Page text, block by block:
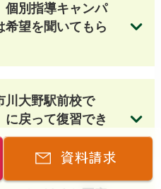
学豊山女子高等学校
成立学園高等学校
関東第一高等学校
学園高等学校 他
高校】
口市立高等学校
個別指導キャンパ
希望を聞いてもら
川大野駅前校で
に戻って復習でき
資料請求